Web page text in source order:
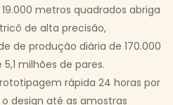
metros quadrados abriga
de alta precisão,
de produção diária de 170.000
milhões de pares.
rápida 24 horas por
design até as amostras